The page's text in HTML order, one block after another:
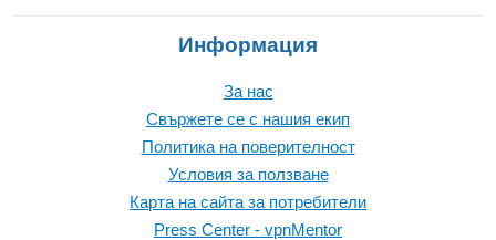
Информация
За нас
Свържете се с нашия екип
Политика на поверителност
Условия за ползване
Карта на сайта за потребители
Press Center - vpnMentor